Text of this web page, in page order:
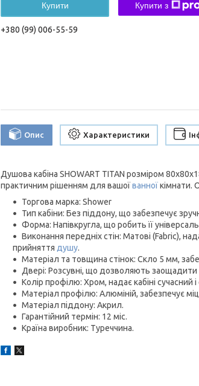
Купити Купити з
+380 (99) 006-55-59
Опис Характеристики
Душова кабіна SHOWART TITAN розміром
практичним рішенням для вашоїванноїкімнати.
Торгова марка: Shower
Тип кабіни: Без піддону, що забезпечує
Форма: Напівкругла, що робить її
Виконання передніх стін: Матові (Fabric),
прийняття душу.
Матеріал та товщина стінок: Скло 5 мм,
Двері: Розсувні, що дозволяють заощадити
Колір профілю: Хром, надає кабіні сучасний
Матеріал профілю: Алюміній, забезпечує
Матеріал піддону: Акрил.
Гарантійний термін: 12 міс.
Країна виробник: Туреччина.